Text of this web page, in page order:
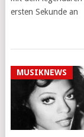
ersten Sekunde an
MUSIKNEWS